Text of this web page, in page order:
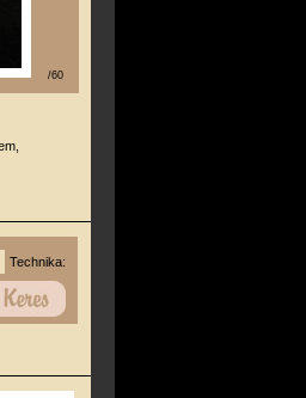
/60
Technika: